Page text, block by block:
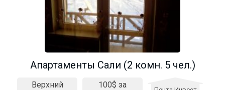
Апартаменты Сали (2 комн. 5 чел.)
Верхний
100$ за